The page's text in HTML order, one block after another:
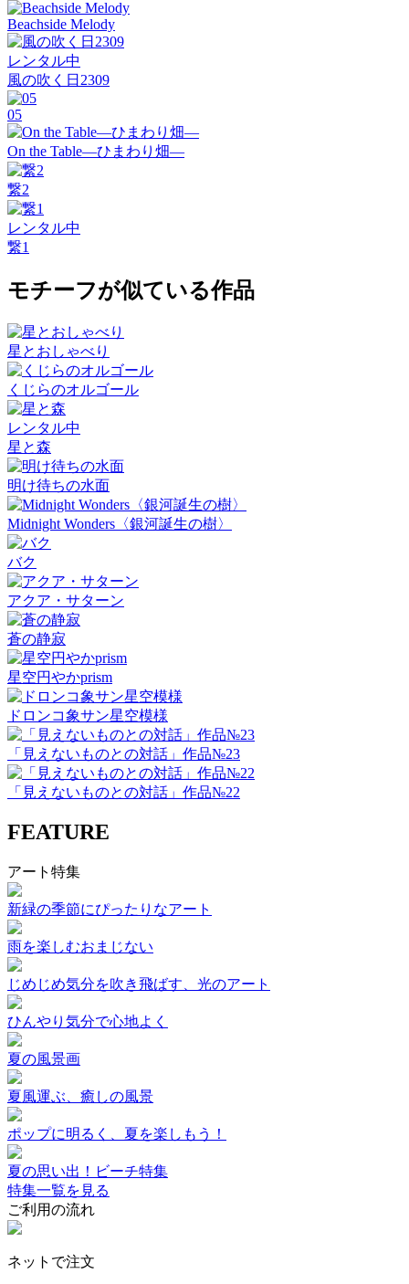
Beachside Melody
レンタル中
風の吹く日2309
05
On the Table―ひまわり畑―
繋2
レンタル中
繋1
モチーフが似ている作品
星とおしゃべり
くじらのオルゴール
レンタル中
星と森
明け待ちの水面
Midnight Wonders〈銀河誕生の樹〉
バク
アクア・サターン
蒼の静寂
星空円やかprism
ドロンコ象サン星空模様
「見えないものとの対話」作品№23
「見えないものとの対話」作品№22
FEATURE
アート特集
新緑の季節にぴったりなアート
雨を楽しむおまじない
じめじめ気分を吹き飛ばす、光のアート
ひんやり気分で心地よく
夏の風景画
夏風運ぶ、癒しの風景
ポップに明るく、夏を楽しもう！
夏の思い出！ビーチ特集
特集一覧を見る
ご利用の流れ
ネットで注文